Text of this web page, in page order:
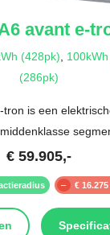
avant e-
(428pk),
(286pk)
tron is een
€ 59.905,-
€